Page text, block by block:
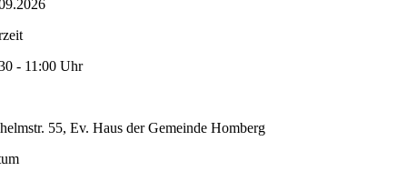
- 11:00 Uhr
55, Ev. Haus der Gemeinde Homberg